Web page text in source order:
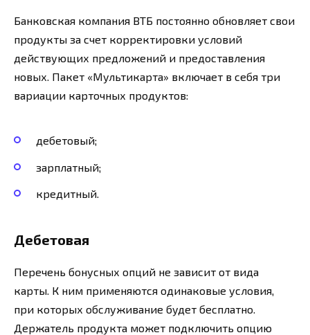
Банковская компания ВТБ постоянно обновляет свои
продукты за счет корректировки условий
действующих предложений и предоставления
новых. Пакет «Мультикарта» включает в себя три
вариации карточных продуктов:
дебетовый;
зарплатный;
кредитный.
Дебетовая
Перечень бонусных опций не зависит от вида
карты. К ним применяются одинаковые условия,
при которых обслуживание будет бесплатно.
Держатель продукта может подключить опцию